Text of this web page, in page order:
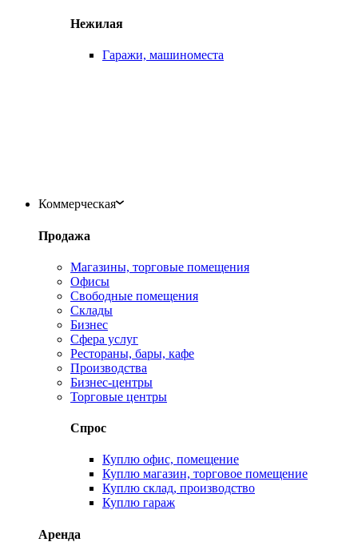
Нежилая
Гаражи, машиноместа
Коммерческая
Продажа
Магазины, торговые помещения
Офисы
Свободные помещения
Склады
Бизнес
Сфера услуг
Рестораны, бары, кафе
Производства
Бизнес-центры
Торговые центры
Спрос
Куплю офис, помещение
Куплю магазин, торговое помещение
Куплю склад, производство
Куплю гараж
Аренда